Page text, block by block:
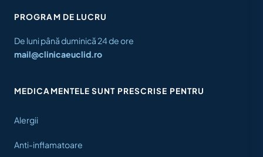
PROGRAM DE LUCRU
De luni până duminică 24 de ore
mail@clinicaeuclid.ro
MEDICAMENTELE SUNT PRESCRISE PENTRU
Alergii
Anti-inflamatoare